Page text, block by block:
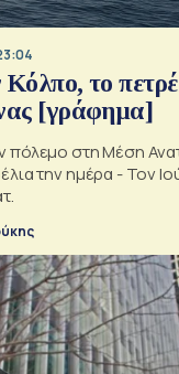
το
[γράφημα]
πόλεμο στη Μέση
την ημέρα - Τον